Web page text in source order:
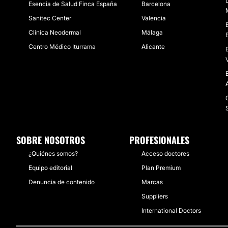
Esencia de Salud Finca España
Sanitec Center
Clínica Neodermal
Centro Médico Iturrama
Barcelona
Valencia
Málaga
Alicante
SOBRE NOSOTROS
¿Quiénes somos?
Equipo editorial
Denuncia de contenido
PROFESIONALES
Acceso doctores
Plan Premium
Marcas
Suppliers
International Doctors